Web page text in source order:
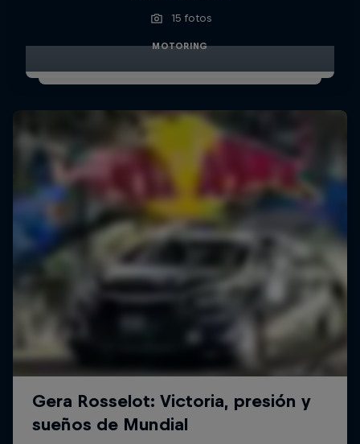
15 fotos
MOTORING